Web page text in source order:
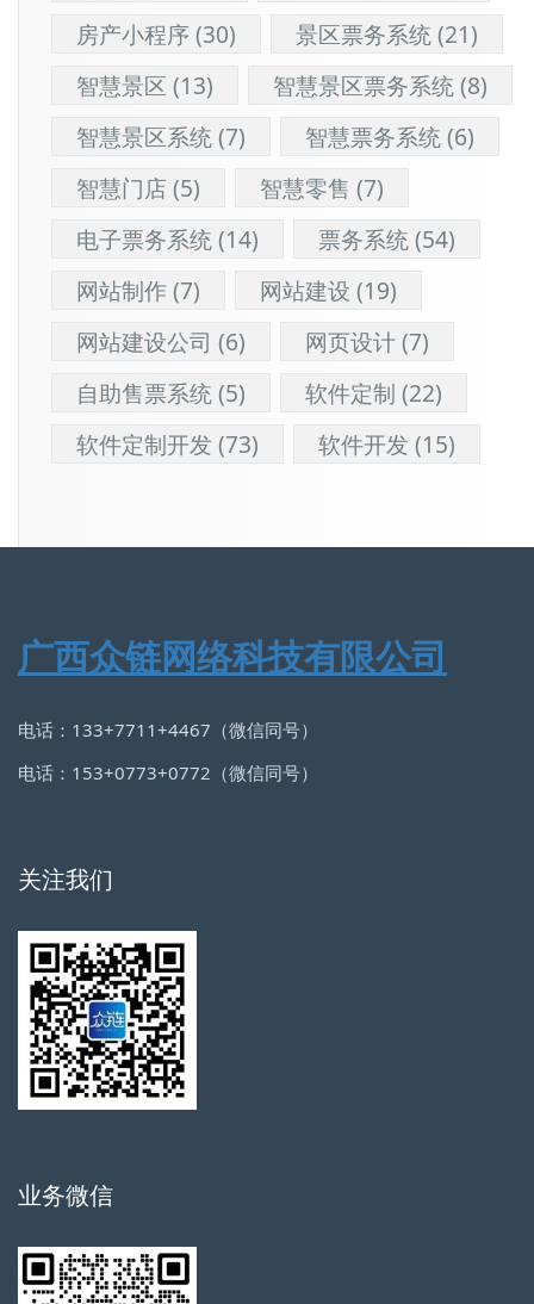
房产小程序(30) 景区票务系统(21)
智慧景区 (13) 智慧景区票务系统(8)
智慧景区系统(7) 智慧票务系统(6)
智慧门店(5) 智慧零售 (7)
电子票务系统(14) 票务系统(54)
网站制作(7) 网站建设 (19)
网站建设公司 (6) 网页设计(7)
自助售票系统(5) 软件定制 (22)
软件定制开发 (73) 软件开发 (15)
广西众链网络科技有限公司
电话：133+7711+4467（微信同号）
电话：153+0773+0772（微信同号）
关注我们
业务微信